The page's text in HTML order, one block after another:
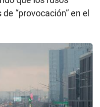
“provocación” en el